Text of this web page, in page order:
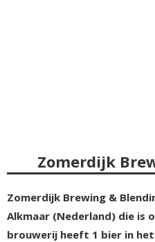
Zomerdijk
Zomerdijk Brewing &
Alkmaar (Nederland) die is
brouwerij heeft 1 bier in